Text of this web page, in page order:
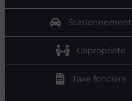
Stationnement
Copropriété
Taxe foncière